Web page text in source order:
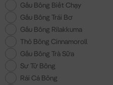
Gấu Bông Biết Chạy
Gấu Bông Trái Bơ
Gấu Bông Rilakkuma
Thỏ Bông Cinnamoroll
Gấu Bông Trà Sữa
Sư Tử Bông
Rái Cá Bông